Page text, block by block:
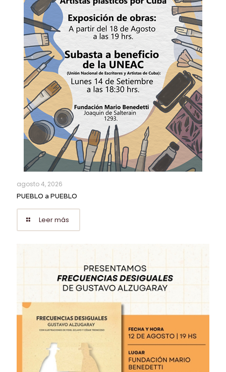
agosto 4, 2026
PUEBLO a PUEBLO
Leer más